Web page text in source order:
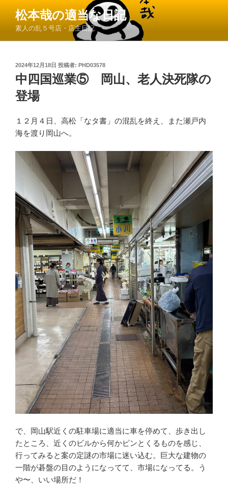
ン
松本哉の適当な日記
素人の乱５号店・店主日記
投
日:
2024年12月18日 投稿者: PHD03578
中四国巡業⑤ 岡山、老人決死隊の
登場
１２月４日、高松「なタ書」の混乱を終え、また瀬戸内
海を渡り岡山へ。
で、岡山駅近くの駐車場に適当に車を停めて、歩き出し
たところ、近くのビルから何かピンとくるものを感じ、
行ってみると案の定謎の市場に迷い込む。巨大な建物の
一階が碁盤の目のようになってて、市場になってる。う
や〜、いい場所だ！